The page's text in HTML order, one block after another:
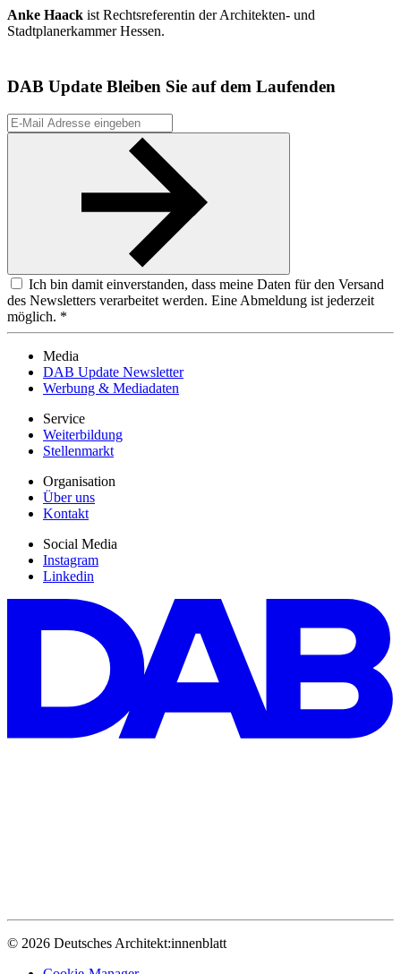
Anke Haack ist Rechtsreferentin der Architekten- und
Stadtplanerkammer Hessen.
DAB Update Bleiben Sie auf dem Laufenden
Ich bin damit einverstanden, dass meine Daten für den Versand
des Newsletters verarbeitet werden. Eine Abmeldung ist jederzeit
möglich. *
Media
DAB Update Newsletter
Werbung & Mediadaten
Service
Weiterbildung
Stellenmarkt
Organisation
Über uns
Kontakt
Social Media
Instagram
Linkedin
© 2026 Deutsches Architekt:innenblatt